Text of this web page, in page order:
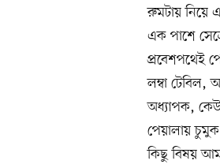
রুমটায় নিয়ে
এক পাশে
প্রবেশপথেই
লম্বা
অধ্যাপক,
পেয়ালায়
কিছু বিষয়